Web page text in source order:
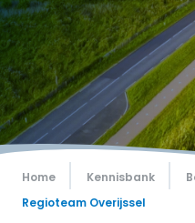
Home Kennisbank
Regioteam Overijssel